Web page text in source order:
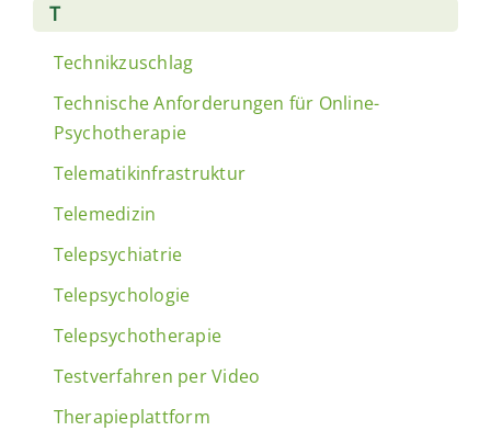
T
Technikzuschlag
Technische Anforderungen für Online-
Psychotherapie
Telematikinfrastruktur
Telemedizin
Telepsychiatrie
Telepsychologie
Telepsychotherapie
Testverfahren per Video
Therapieplattform